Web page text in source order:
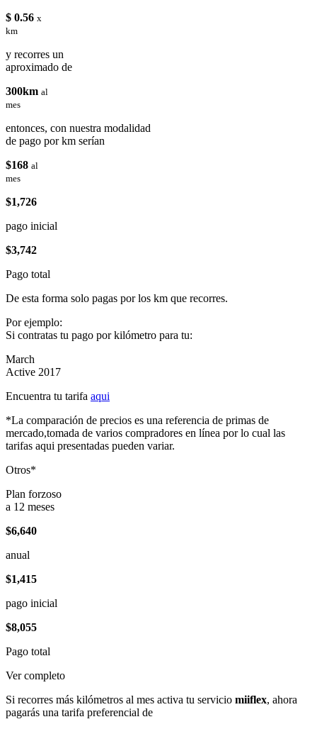
$ 0.56 x
km
y recorres un
aproximado de
300km al
mes
entonces, con nuestra modalidad
de pago por km serían
$168 al
mes
$1,726
pago inicial
$3,742
Pago total
De esta forma solo pagas por los km que recorres.
Por ejemplo:
Si contratas tu pago por kilómetro para tu:
March
Active 2017
Encuentra tu tarifa aqui
*La comparación de precios es una referencia de primas de
mercado,tomada de varios compradores en línea por lo cual las
tarifas aqui presentadas pueden variar.
Otros*
Plan forzoso
a 12 meses
$6,640
anual
$1,415
pago inicial
$8,055
Pago total
Ver completo
Si recorres más kilómetros al mes activa tu servicio miiflex, ahora
pagarás una tarifa preferencial de